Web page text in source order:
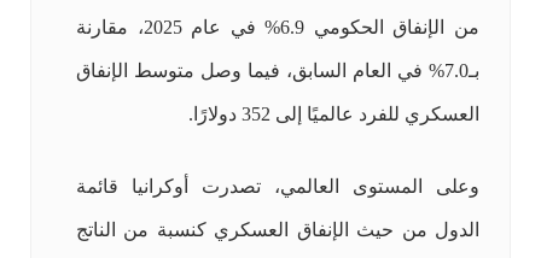
من الإنفاق الحكومي 6.9% في عام 2025، مقارنة
بـ7.0% في العام السابق، فيما وصل متوسط الإنفاق
العسكري للفرد عالميًا إلى 352 دولارًا.
وعلى المستوى العالمي، تصدرت أوكرانيا قائمة
الدول من حيث الإنفاق العسكري كنسبة من الناتج